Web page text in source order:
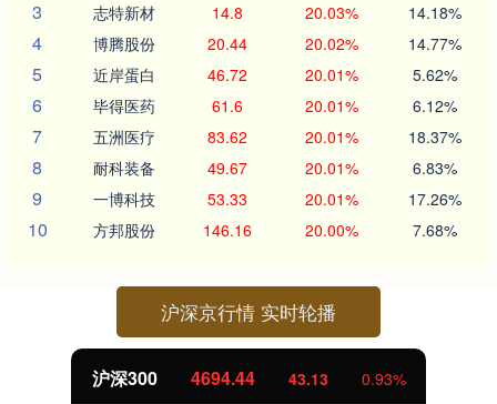
3 志特新材 14.8 20.03% 14.18%
4 博腾股份 20.44 20.02% 14.77%
5 近岸蛋白 46.72 20.01% 5.62%
6 毕得医药 61.6 20.01% 6.12%
7 五洲医疗 83.62 20.01% 18.37%
8 耐科装备 49.67 20.01% 6.83%
9 一博科技 53.33 20.01% 17.26%
10 方邦股份 146.16 20.00% 7.68%
沪深京行情 实时轮播
沪深300 4694.44 43.13 0.93%